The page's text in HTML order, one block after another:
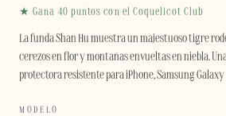
★ Gana 40 puntos con el Coquelicot Club
La funda Shan Hu muestra un majestuoso tigre
cerezos en flor y montañas envueltas en niebla.
protectora resistente para iPhone, Samsung Galaxy
MODELO